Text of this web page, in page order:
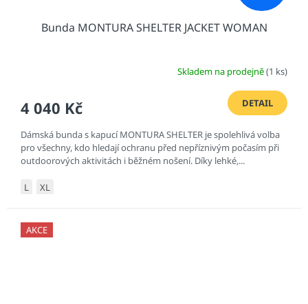
Bunda MONTURA SHELTER JACKET WOMAN
Skladem na prodejně(1 ks)
4 040 Kč DETAIL
Dámská bunda s kapucí MONTURA SHELTER je spolehlivá volba
pro všechny, kdo hledají ochranu před nepříznivým počasím při
outdoorových aktivitách i běžném nošení. Díky lehké,...
L XL
AKCE